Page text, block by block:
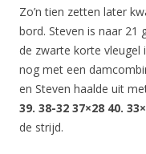
Zo’n tien zetten later
bord. Steven is naar 21
de zwarte korte vleugel
nog met een
en Steven haalde uit
39. 38-32 37×28 40.
de strijd.